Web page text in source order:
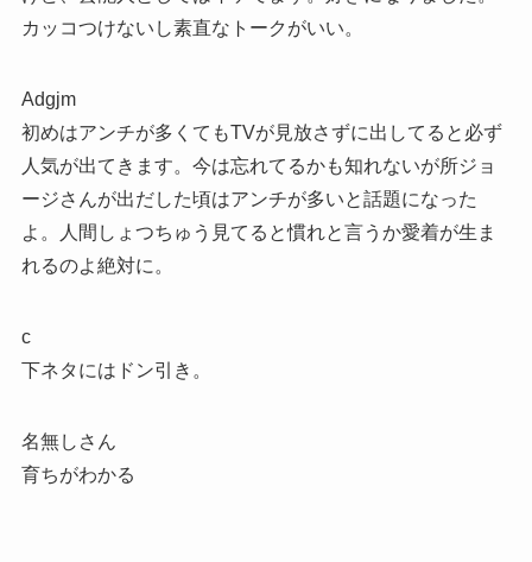
カッコつけないし素直なトークがいい。
Adgjm
初めはアンチが多くてもTVが見放さずに出してると必ず
人気が出てきます。今は忘れてるかも知れないが所ジョ
ージさんが出だした頃はアンチが多いと話題になった
よ。人間しょつちゅう見てると慣れと言うか愛着が生ま
れるのよ絶対に。
c
下ネタにはドン引き。
名無しさん
育ちがわかる